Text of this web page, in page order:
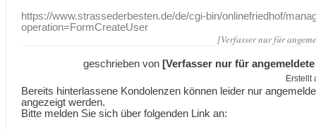
https://www.strassederbesten.de/de/cgi-bin/onlinefriedhof/
operation=FormCreateUser
[Verfasser nur für
geschrieben von [Verfasser nur für
Erstellt
Bereits hinterlassene Kondolenzen können leider nur
angezeigt werden.
Bitte melden Sie sich über folgenden Link an: